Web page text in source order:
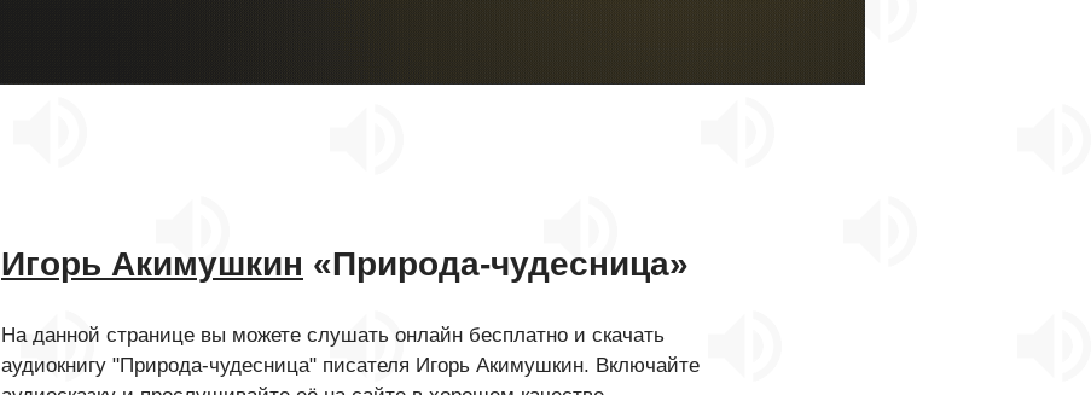
Игорь Акимушкин «Природа-чудесница»
На данной странице вы можете слушать онлайн бесплатно и скачать
аудиокнигу "Природа-чудесница" писателя Игорь Акимушкин. Включайте